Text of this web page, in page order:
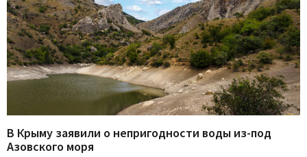
В Крыму заявили о непригодности воды из-под
Азовского моря